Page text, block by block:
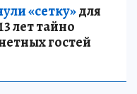
«сетку»для
лет тайно
гостей